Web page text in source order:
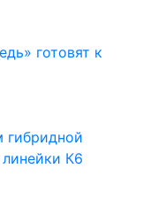
готовят к
гибридной
К6